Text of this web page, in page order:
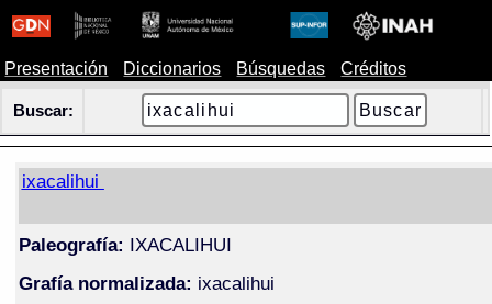
Presentación Diccionarios Búsquedas Créditos
Buscar:
ixacalihui
Paleografía: IXACALIHUI
Grafía normalizada: ixacalihui